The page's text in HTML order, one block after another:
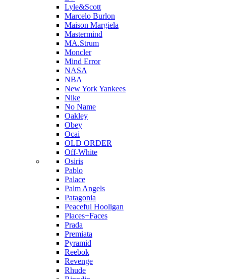
Lyle&Scott
Marcelo Burlon
Maison Margiela
Mastermind
MA.Strum
Moncler
Mind Error
NASA
NBA
New York Yankees
Nike
No Name
Oakley
Obey
Ocai
OLD ORDER
Off-White
Osiris
Pablo
Palace
Palm Angels
Patagonia
Peaceful Hooligan
Places+Faces
Prada
Premiata
Pyramid
Reebok
Revenge
Rhude